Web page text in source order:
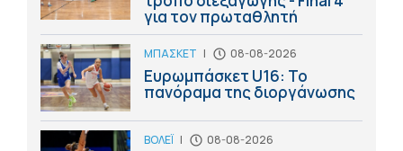
για τον πρωταθλητή
ΜΠΑΣΚΕΤ | 08-08-2026
Ευρωμπάσκετ U16: Το
πανόραμα της διοργάνωσης
ΒΟΛΕΪ | 08-08-2026